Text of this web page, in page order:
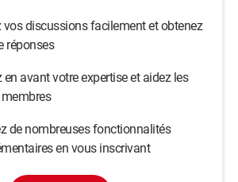
vos discussions facilement et obtenez
réponses
en avant votre expertise et aidez les
de nombreuses fonctionnalités
en vous inscrivant